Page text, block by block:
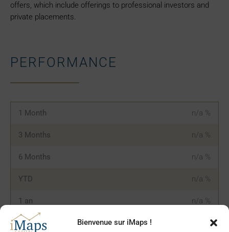
Bienvenue sur iMaps !
offers, which include offerings to professional investors and
private placements.
PERFORMANCE
1 Month n/a %
3 Months n/a %
6 Months n/a %
YTD n/a %
1 an n/a %
5 ans %